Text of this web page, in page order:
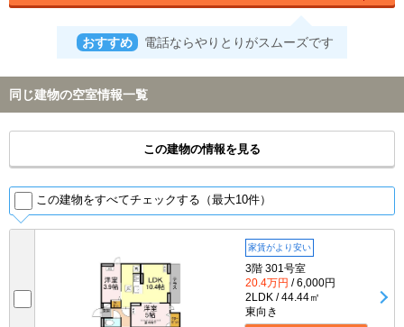
おすすめ 電話ならやりとりがスムーズです
同じ建物の空室情報一覧
この建物の情報を見る
この建物をすべてチェックする（最大10件）
家賃がより安い
3階 301号室
20.4万円 / 6,000円
2LDK / 44.44㎡
東向き